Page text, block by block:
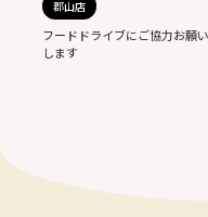
郡山店
フードドライブにご協力お願
します